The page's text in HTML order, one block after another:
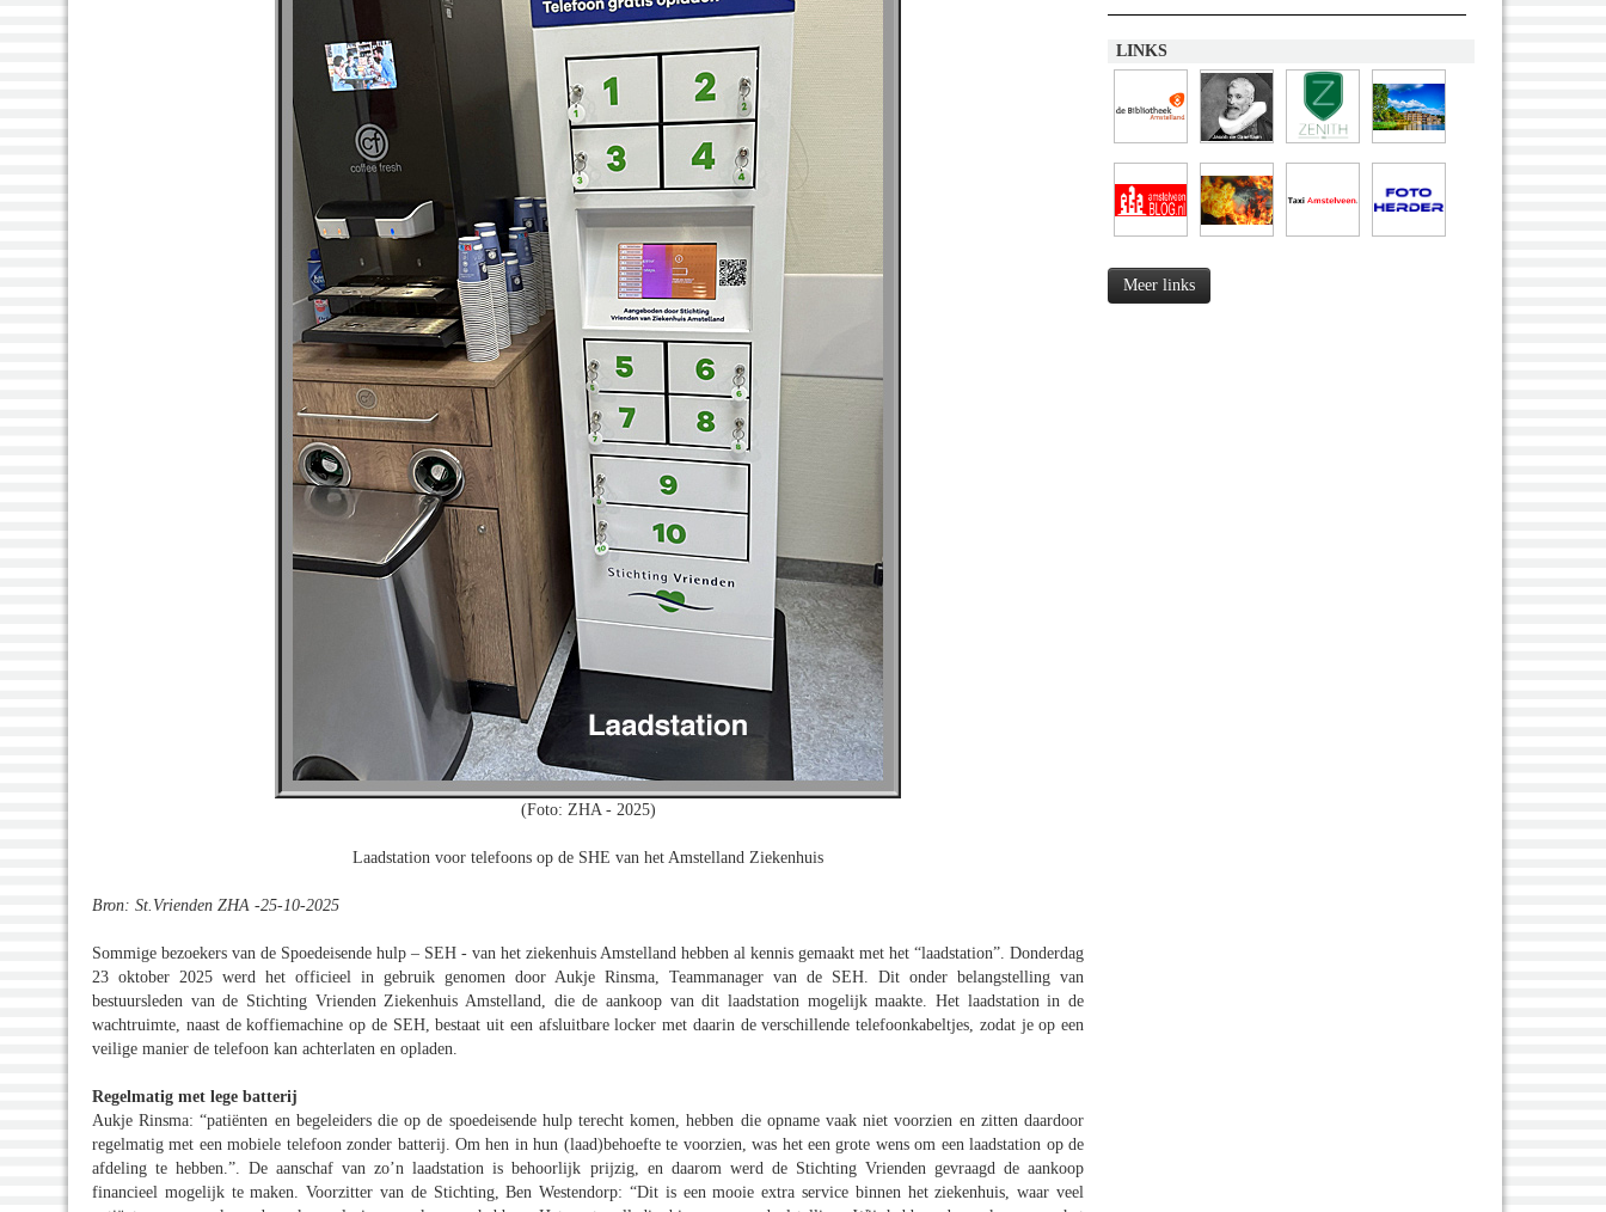
(Foto: ZHA - 2025)
Laadstation voor telefoons op de SHE van het Amstelland Ziekenhuis
Bron: St.Vrienden ZHA -25-10-2025
Sommige bezoekers van de Spoedeisende hulp – SEH - van het ziekenhuis Amstelland hebben al kennis gemaakt met het “laadstation”. Donderdag
23 oktober 2025 werd het officieel in gebruik genomen door Aukje Rinsma, Teammanager van de SEH. Dit onder belangstelling van
bestuursleden van de Stichting Vrienden Ziekenhuis Amstelland, die de aankoop van dit laadstation mogelijk maakte. Het laadstation in de
wachtruimte, naast de koffiemachine op de SEH, bestaat uit een afsluitbare locker met daarin de verschillende telefoonkabeltjes, zodat je op een
veilige manier de telefoon kan achterlaten en opladen.
Regelmatig met lege batterij
Aukje Rinsma: “patiënten en begeleiders die op de spoedeisende hulp terecht komen, hebben die opname vaak niet voorzien en zitten daardoor
regelmatig met een mobiele telefoon zonder batterij. Om hen in hun (laad)behoefte te voorzien, was het een grote wens om een laadstation op de
afdeling te hebben.”. De aanschaf van zo’n laadstation is behoorlijk prijzig, en daarom werd de Stichting Vrienden gevraagd de aankoop
financieel mogelijk te maken. Voorzitter van de Stichting, Ben Westendorp: “Dit is een mooie extra service binnen het ziekenhuis, waar veel
LINKS
Meer links